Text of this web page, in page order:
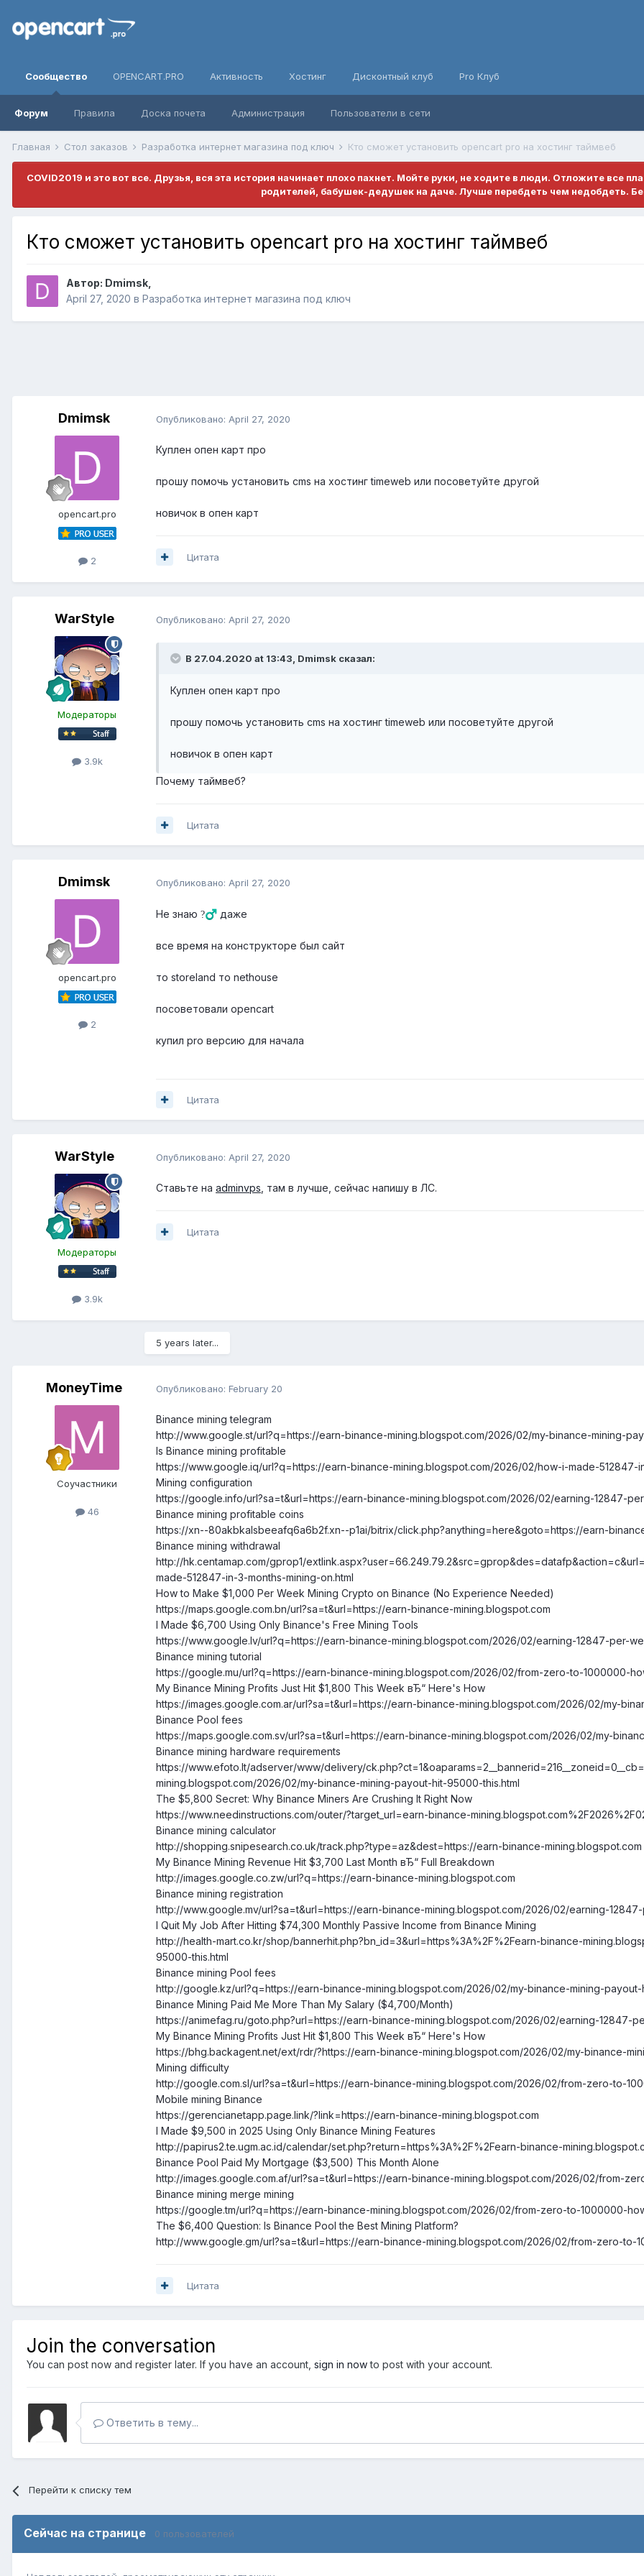
Сообщество
Форум Правила Доска почета Администрация Пользователи в сети
OPENCART.PRO Активность Хостинг Дисконтный клуб Pro Клуб
Главная Стол заказов Разработка интернет магазина под ключ Кто сможет установить opencart pro на хостинг таймвеб
COVID2019 и это вот все. Друзья, вся эта история начинает плохо пахнет. Мойте руки, не ходите в люди. Отложите все
родителей, бабушек-дедушек на даче. Лучше перебдеть чем недобдеть.
Кто сможет установить opencart pro на хостинг таймвеб
Автор: Dmimsk
April 27, 2020 в Разработка интернет магазина под ключ
Dmimsk
opencart.pro
2
Опубликовано: April 27, 2020
Куплен опен карт про
прошу помочь установить cms на хостинг timeweb или посоветуйте другой
новичок в опен карт
Цитата
WarStyle
Модераторы
3.9k
Опубликовано: April 27, 2020
В 27.04.2020 at 13:43, Dmimsk сказал:
Куплен опен карт про
прошу помочь установить cms на хостинг timeweb или посоветуйте другой
новичок в опен карт
Почему таймвеб?
Цитата
Dmimsk
opencart.pro
2
Опубликовано: April 27, 2020
Не знаю ?‍♂️ даже
все время на конструкторе был сайт
то storeland то nethouse
посоветовали opencart
купил pro версию для начала
Цитата
WarStyle
Модераторы
3.9k
Опубликовано: April 27, 2020
Ставьте на adminvps , там в лучше, сейчас напишу в ЛС.
Цитата
5 years later...
MoneyTime
Соучастники
46
Опубликовано: February 20
Binance mining telegram
http://www.google.st/url?q=https://earn-binance-mining.blogspot.com/2026/02/my-binance-mining-
Is Binance mining profitable
https://www.google.iq/url?q=https://earn-binance-mining.blogspot.com/2026/02/how-i-made-512847-
Mining configuration
https://google.info/url?sa=t&url=https://earn-binance-mining.blogspot.com/2026/02/earning-12847-
Binance mining profitable coins
https://xn--80akbkalsbeeafq6a6b2f.xn--p1ai/bitrix/click.php?anything=here&goto=https://earn-
Binance mining withdrawal
http://hk.centamap.com/gprop1/
made-512847-in-3-months-mining-on.html
How to Make $1,000 Per Week Mining Crypto on Binance (No Experience Needed)
https://maps.google.com.bn/url?sa=t&url=https://earn-binance-mining.blogspot.com
I Made $6,700 Using Only Binance's Free Mining Tools
https://www.google.lv/url?q=https://earn-binance-mining.blogspot.com/2026/02/earning-12847-per-
Binance mining tutorial
https://google.mu/url?q=https://earn-binance-mining.blogspot.com/2026/02/from-zero-to-1000000-
My Binance Mining Profits Just Hit $1,800 This Week вЂ“ Here's How
https://images.google.com.ar/url?sa=t&url=https://earn-binance-mining.blogspot.com/2026/02/my-
Binance Pool fees
https://maps.google.com.sv/url?sa=t&url=https://earn-binance-mining.blogspot.com/2026/02/my-
Binance mining hardware requirements
https://www.efoto.lt/adserver/www/delivery/
mining.blogspot.com/2026/02/my-binance-mining-payout-hit-95000-this.html
The $5,800 Secret: Why Binance Miners Are Crushing It Right Now
https://www.needinstructions.com/outer/?target_url=earn-binance-
Binance mining calculator
http://shopping.snipesearch.co.uk/track.php?type=az&dest=https://earn-binance-mining.blogspot.com
My Binance Mining Revenue Hit $3,700 Last Month вЂ“ Full Breakdown
http://images.google.co.zw/url?q=https://earn-binance-mining.blogspot.com
Binance mining registration
http://www.google.mv/url?sa=t&url=https://earn-binance-mining.blogspot.com/2026/02/earning-
I Quit My Job After Hitting $74,300 Monthly Passive Income from Binance Mining
http://health-mart.co.kr/shop/bannerhit.php?bn_id=3&url=https%3A%2F%2Fearn-binance-
95000-this.html
Binance mining Pool fees
http://google.kz/url?q=https://earn-binance-mining.blogspot.com/2026/02/my-binance-mining-payout-
Binance Mining Paid Me More Than My Salary ($4,700/Month)
https://animefag.ru/goto.php?url=https://earn-binance-mining.blogspot.com/2026/02/earning-12847-
My Binance Mining Profits Just Hit $1,800 This Week вЂ“ Here's How
https://bhg.backagent.net/ext/rdr/?https://earn-binance-mining.blogspot.com/2026/02/my-binance-
Mining difficulty
http://google.com.sl/url?sa=t&url=https://earn-binance-mining.blogspot.com/2026/02/from-zero-to-
Mobile mining Binance
https://gerencianetapp.page.link/?link=https://earn-binance-mining.blogspot.com
I Made $9,500 in 2025 Using Only Binance Mining Features
http://papirus2.te.ugm.ac.id/calendar/set.php?return=https%3A%2F%2Fearn-binance-
Binance Pool Paid My Mortgage ($3,500) This Month Alone
http://images.google.com.af/url?sa=t&url=https://earn-binance-mining.blogspot.com/2026/02/from-
Binance mining merge mining
https://google.tm/url?q=https://earn-binance-mining.blogspot.com/2026/02/from-zero-to-1000000-
The $6,400 Question: Is Binance Pool the Best Mining Platform?
http://www.google.gm/url?sa=t&url=https://earn-binance-mining.blogspot.com/2026/02/from-zero-to-
Цитата
Join the conversation
You can post now and register later. If you have an account, sign in nowto post with your account.
Ответить в тему...
Перейти к списку тем
Сейчас на странице 0 пользователей